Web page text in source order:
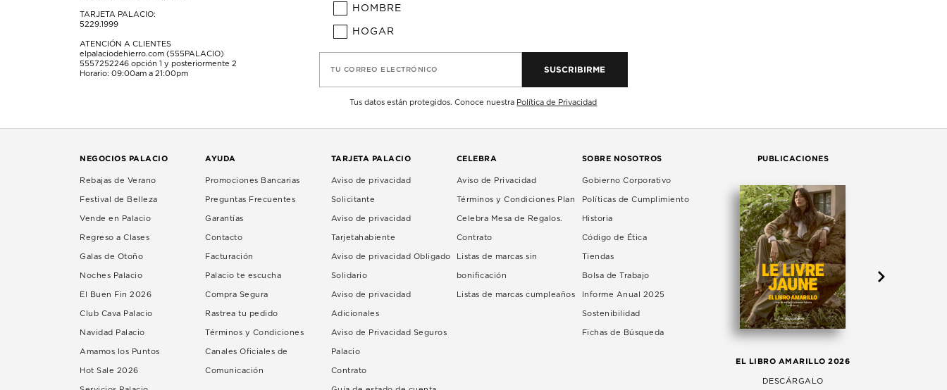
TARJETA PALACIO:
5229.1999
ATENCIÓN A CLIENTES
elpalaciodehierro.com (555PALACIO)
5557252246 opción 1 y posteriormente 2
Horario: 09:00am a 21:00pm
HOMBRE
HOGAR
TU CORREO ELECTRÓNICO SUSCRIBIRME
Tus datos están protegidos. Conoce nuestra Política de Privacidad
NEGOCIOS PALACIO
Rebajas de Verano
Festival de Belleza
Vende en Palacio
Regreso a Clases
Galas de Otoño
Noches Palacio
El Buen Fin 2026
Club Cava Palacio
Navidad Palacio
Amamos los Puntos
Hot Sale 2026
AYUDA
Promociones Bancarias
Preguntas Frecuentes
Garantías
Contacto
Facturación
Palacio te escucha
Compra Segura
Rastrea tu pedido
Términos y Condiciones
Canales Oficiales de
Comunicación
TARJETA PALACIO
Aviso de privacidad
Solicitante
Aviso de privacidad
Tarjetahabiente
Aviso de privacidad Obligado
Solidario
Aviso de privacidad
Adicionales
Aviso de Privacidad Seguros
Palacio
Contrato
CELEBRA
Aviso de Privacidad
Términos y Condiciones Plan
Celebra Mesa de Regalos.
Contrato
Listas de marcas sin
bonificación
Listas de marcas cumpleaños
SOBRE NOSOTROS
Gobierno Corporativo
Políticas de Cumplimiento
Historia
Código de Ética
Tiendas
Bolsa de Trabajo
Informe Anual 2025
Sostenibilidad
Fichas de Búsqueda
PUBLICACIONES
EL LIBRO AMARILLO 2026
DESCÁRGALO